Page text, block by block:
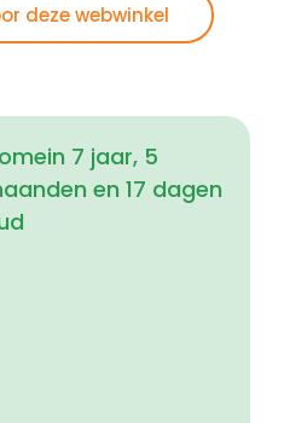
deze webwinkel
7 jaar, 5
en 17 dagen